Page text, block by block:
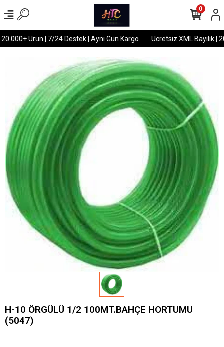
Ürün | 7/24 Destek | Aynı Gün Kargo Ücretsiz XML Bayilik |
0
H-10 ÖRGÜLÜ 1/2 100MT.BAHÇE HORTUMU
(5047)